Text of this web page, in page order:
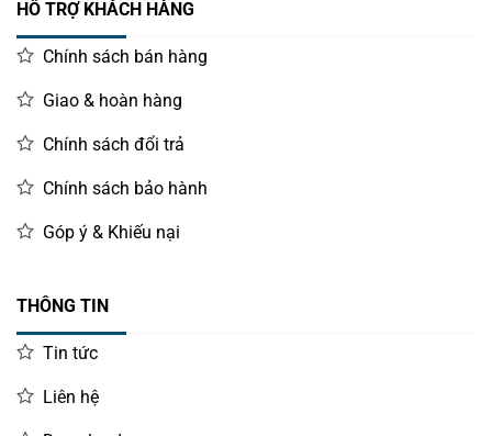
Hotline đặt hàng: 0987 919 040
HỖ TRỢ KHÁCH HÀNG
Chính sách bán hàng
Giao & hoàn hàng
Chính sách đổi trả
Chính sách bảo hành
Góp ý & Khiếu nại
THÔNG TIN
Tin tức
Liên hệ